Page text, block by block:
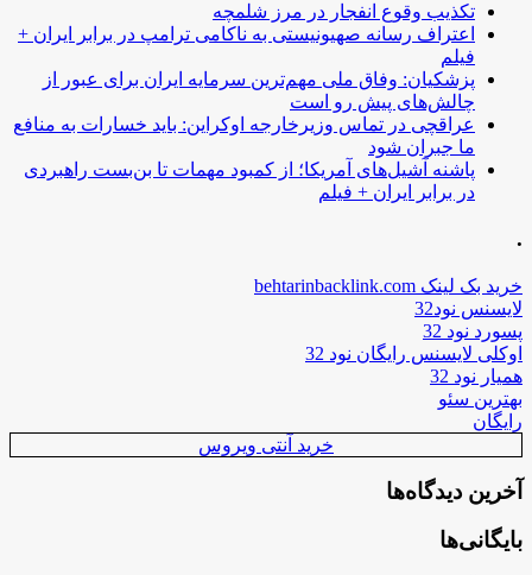
تکذیب وقوع انفجار در مرز شلمچه
اعتراف رسانه صهیونیستی به ناکامی ترامپ در برابر ایران +
فیلم
پزشکیان: وفاق ملی مهم‌ترین سرمایه ایران برای عبور از
چالش‌های پیش رو است
عراقچی در تماس وزیرخارجه اوکراین: باید خسارات به منافع
ما جبران شود
پاشنه آشیل‌های آمریکا؛ از کمبود مهمات تا بن‌بست راهبردی
در برابر ایران + فیلم
.
خرید بک لینک behtarinbacklink.com
لایسنس نود32
پسورد نود 32
اوکلی لایسنس رایگان نود 32
همیار نود 32
بهترین سئو
رایگان
خرید آنتی ویروس
آخرین دیدگاه‌ها
بایگانی‌ها